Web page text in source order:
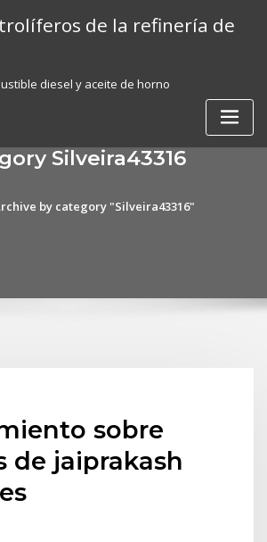
de la refinería de
diesel y aceite de horno
Silveira43316
by category "Silveira43316"
sobre
de jaiprakash